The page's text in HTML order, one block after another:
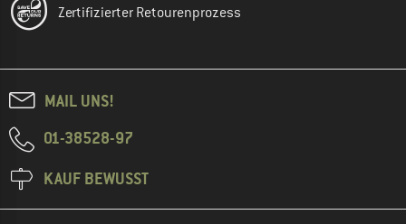
Zertifizierter Retourenprozess
MAIL UNS!
01-38528-97
KAUF BEWUSST